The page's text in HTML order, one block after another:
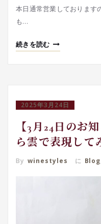
本日通常営業しております
も…
続きを読む
2025年3月24日
【3月24日のお
ら雲で表現して
By winestyles に Blog